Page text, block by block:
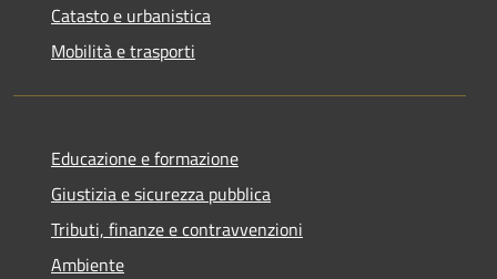
Catasto e urbanistica
Mobilità e trasporti
Educazione e formazione
Giustizia e sicurezza pubblica
Tributi, finanze e contravvenzioni
Ambiente